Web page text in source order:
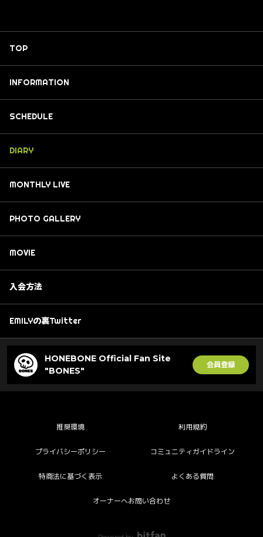
TOP
INFORMATION
SCHEDULE
DIARY
MONTHLY LIVE
PHOTO GALLERY
MOVIE
入会方法
EMILYの裏Twitter
HONEBONE Official Fan Site
"BONES"
会員登録
推奨環境 利用規約
プライバシーポリシー コミュニティガイドライン
特商法に基づく表示 よくある質問
オーナーへお問い合わせ